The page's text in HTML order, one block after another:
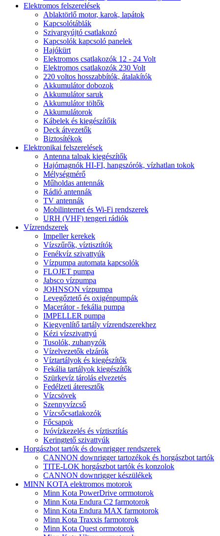
Elektromos felszerelések
Ablaktörlő motor, karok, lapátok
Kapcsolótáblák
Szivargyújtó csatlakozó
Kapcsolók kapcsoló panelek
Hajókürt
Elektromos csatlakozók 12 - 24 Volt
Elektromos csatlakozók 230 Volt
220 voltos hosszabbítók, átalakítók
Akkumulátor dobozok
Akkumulátor saruk
Akkumulátor töltők
Akkumulátorok
Kábelek és kiegészítőik
Deck átvezetők
Biztosítékok
Elektronikai felszerelések
Antenna talpak kiegészítők
Hajómagnók HI-FI, hangszórók, vízhatlan tokok
Mélységmérő
Műholdas antennák
Rádió antennák
TV antennák
Mobilinternet és Wi-Fi rendszerek
URH (VHF) tengeri rádiók
Vízrendszerek
Impeller kerekek
Vízszűrők, víztisztítók
Fenékvíz szivattyúk
Vízpumpa automata kapcsolók
FLOJET pumpa
Jabsco vízpumpa
JOHNSON vízpumpa
Levegőztető és oxigénpumpák
Macerátor - fekália pumpa
IMPELLER pumpa
Kiegyenlítő tartály vízrendszerekhez
Kézi vízszivattyú
Tusolók, zuhanyzók
Vízelvezetők elzárók
Víztartályok és kiegészítők
Fekália tartályok kiegészítők
Szürkevíz tárolás elvezetés
Fedélzeti áteresztők
Vízcsövek
Szennyvízcső
Vízcsőcsatlakozók
Főcsapok
Ivóvízkezelés és víztisztítás
Keringtető szivattyúk
Horgászbot tartók és downrigger rendszerek
CANNON downrigger tartozékok és horgászbot tartók
TITE-LOK horgászbot tartók és konzolok
CANNON downrigger készülékek
MINN KOTA elektromos motorok
Minn Kota PowerDrive orrmotorok
Minn Kota Endura C2 farmotorok
Minn Kota Endura MAX farmotorok
Minn Kota Traxxis farmotorok
Minn Kota Quest orrmotorok